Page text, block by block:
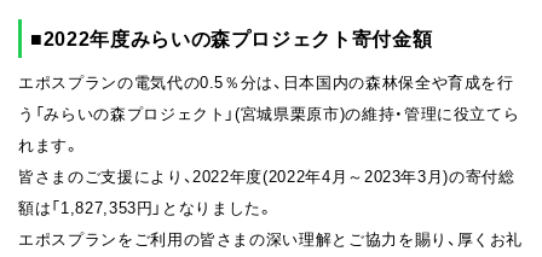
■2022年度みらいの森プロジェクト寄付金額
エポスプランの電気代の0.5％分は、日本国内の森林保全や育成を行
う「みらいの森プロジェクト」(宮城県栗原市)の維持・管理に役立てら
れます。
皆さまのご支援により、2022年度(2022年4月～2023年3月)の寄付総
額は「1,827,353円」となりました。
エポスプランをご利用の皆さまの深い理解とご協力を賜り、厚くお礼